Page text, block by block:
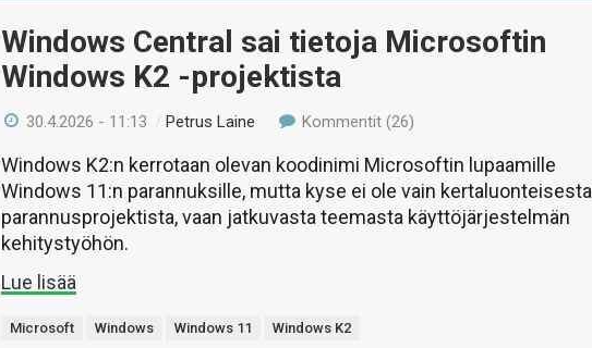
Windows Central sai tietoja Microsoftin
Windows K2 -projektista
30.4.2026 - 11:13 /Petrus Laine Kommentit (26)
Windows K2:n kerrotaan olevan koodinimi Microsoftin lupaamille
Windows 11:n parannuksille, mutta kyse ei ole vain kertaluonteisesta
parannusprojektista, vaan jatkuvasta teemasta käyttöjärjestelmän
kehitystyöhön.
Lue lisää
Microsoft Windows Windows 11 Windows K2